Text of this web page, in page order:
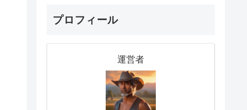
プロフィール
運営者